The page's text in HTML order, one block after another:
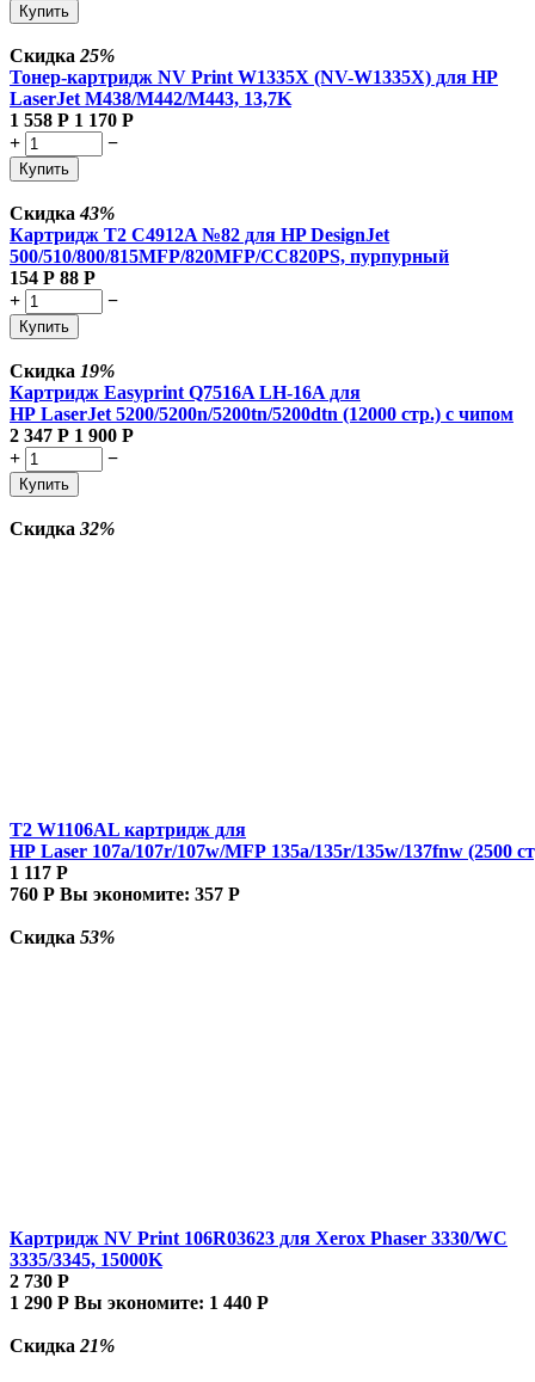
Купить
Скидка 25%
Тонер-картридж NV Print W1335X (NV-W1335X) для HP
LaserJet M438/M442/M443, 13,7K
1 558 Р 1 170 Р
+
−
Купить
Скидка43%
Картридж T2 C4912A №82 для HP DesignJet
500/510/800/815MFP/820MFP/CC820PS, пурпурный
154 Р 88 Р
+
−
Купить
Скидка 19%
Картридж Easyprint Q7516A LH-16A для
HP LaserJet 5200/5200n/5200tn/5200dtn (12000 стр.) с чипом
2 347 Р 1 900 Р
+
−
Купить
Скидка 32%
T2 W1106AL картридж для
HP Laser 107a/107r/107w/MFP 135a/135r/135w/137fnw (2500
1 117 Р
760 Р Вы экономите: 357 Р
Скидка 53%
Картридж NV Print 106R03623 для Xerox Phaser 3330/WC
3335/3345, 15000K
2 730 Р
1 290 Р Вы экономите: 1 440 Р
Скидка 21%